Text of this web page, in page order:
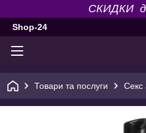
СКИДКИ
Shop-24
Товари та послуги Секс